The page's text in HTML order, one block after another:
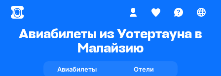
Авиабилеты из Уотертауна в
Малайзию
Авиабилеты Отели